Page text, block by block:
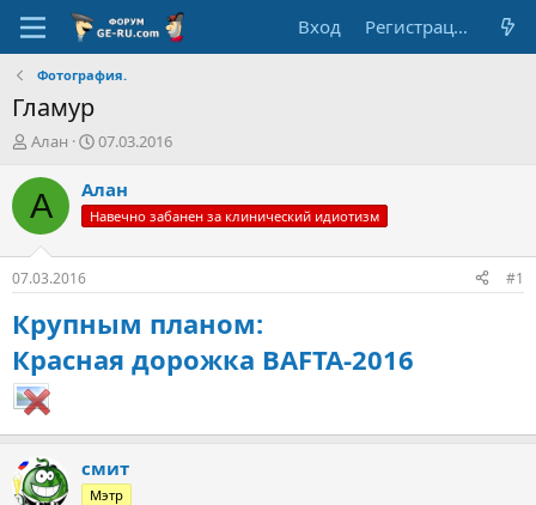
Вход Регистрация
Фотография.
Гламур
А
т
о
т
е
м
Алан
Д
т
а
н
а
а
07.03.2016
А Алан
Навечно забанен за клинический идиотизм
07.03.2016 #1
Крупным планом:
Красная дорожка BAFTA-2016
смит
Мэтр